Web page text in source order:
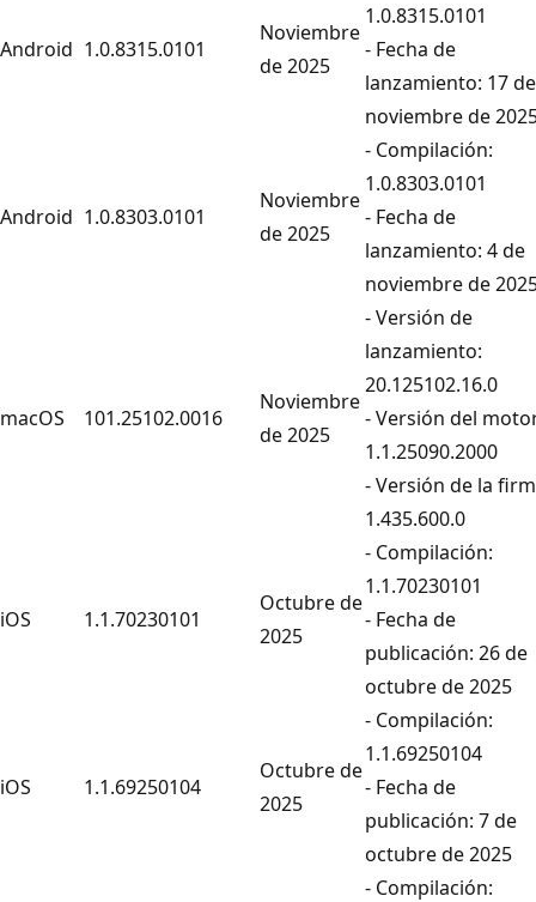
Android 1.0.8315.0101
Noviembre
de 2025
1.0.8315.0101
- Fecha de
lanzamiento: 17 de
noviembre de
Android 1.0.8303.0101
Noviembre
de 2025
- Compilación:
1.0.8303.0101
- Fecha de
lanzamiento: 4 de
noviembre de
macOS 101.25102.0016
Noviembre
de 2025
- Versión de
lanzamiento:
20.125102.16.0
- Versión del
1.1.25090.2000
- Versión de la
1.435.600.0
iOS 1.1.70230101
Octubre de
2025
- Compilación:
1.1.70230101
- Fecha de
publicación: 26 de
octubre de 2025
iOS 1.1.69250104
Octubre de
2025
- Compilación:
1.1.69250104
- Fecha de
publicación: 7 de
octubre de 2025
- Compilación: